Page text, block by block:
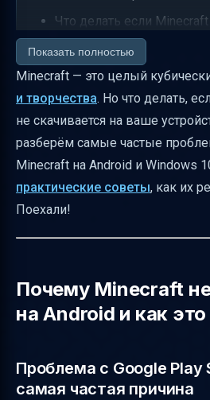
Что делать если
устанавливается на
Таблица
решений
Полезные ссылки
Итог
Показать полностью
Minecraft — это целый
и творчества. Но что делать,
не скачивается на ваше
разберём самые частые
Minecraft на Android и Windows
практические советы, как их
Поехали!
Почему Minecraft
на Android и как
Проблема с Google Play
самая частая причина